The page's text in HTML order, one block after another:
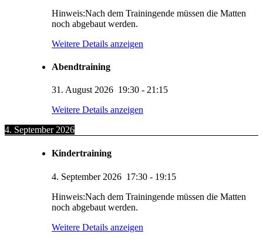
Hinweis:Nach dem Trainingende müssen die Matten
noch abgebaut werden.
Weitere Details anzeigen
Abendtraining
31. August 2026 19:30 - 21:15
Weitere Details anzeigen
4. September 2026
Kindertraining
4. September 2026 17:30 - 19:15
Hinweis:Nach dem Trainingende müssen die Matten
noch abgebaut werden.
Weitere Details anzeigen